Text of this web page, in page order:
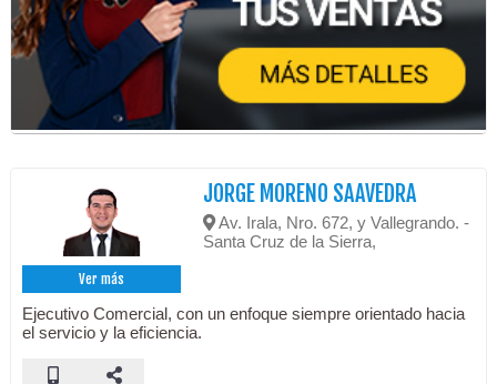
Ver más
JORGE MORENO SAAVEDRA
Av. Irala, Nro. 672, y Vallegrando. -
Santa Cruz de la Sierra,
Ejecutivo Comercial, con un enfoque siempre orientado hacia
el servicio y la eficiencia.